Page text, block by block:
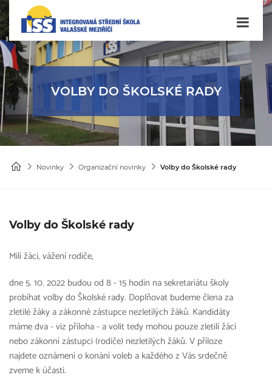
VOLBY DO ŠKOLSKÉ RADY
Novinky Organizační novinky Volby do Školské rady
Volby do Školské rady
Milí žáci, vážení rodiče,
dne 5. 10. 2022 budou od 8 - 15 hodin na sekretariátu školy
probíhat volby do Školské rady. Doplňovat budeme člena za
zletilé žáky a zákonné zástupce nezletilých žáků. Kandidáty
máme dva - viz příloha - a volit tedy mohou pouze zletilí žáci
nebo zákonní zástupci (rodiče) nezletilých žáků. V příloze
najdete oznámení o konání voleb a každého z Vás srdečně
zveme k účasti.